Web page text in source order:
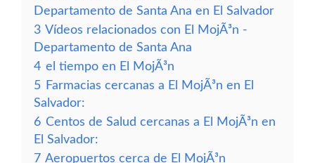
Departamento de Santa Ana en El Salvador
3 Vídeos relacionados con El MojÃ³n -
Departamento de Santa Ana
4 el tiempo en El MojÃ³n
5 Farmacias cercanas a El MojÃ³n en El
Salvador:
6 Centos de Salud cercanas a El MojÃ³n en
El Salvador:
7 Aeropuertos cerca de El MojÃ³n